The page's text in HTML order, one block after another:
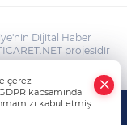
Dijital Haber
projesidir
çerez
kapsamında
kabul etmiş